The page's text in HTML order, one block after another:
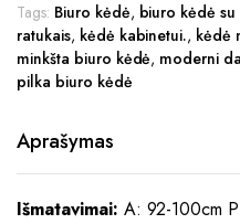
Tags: Biuro kėdė, biuro kėdė
ratukais, kėdė kabinetui., kėdė
minkšta biuro kėdė, moderni
pilka biuro kėdė
Aprašymas
Išmatavimai: A: 92-100cm